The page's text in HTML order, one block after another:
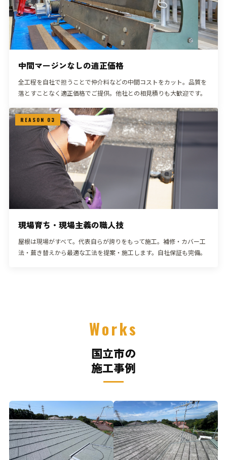
中間マージンなしの適正価格
全工程を自社で担うことで仲介料などの中間コストをカット。品質を
落とすことなく適正価格でご提供。他社との相見積りも大歓迎です。
REASON 03
現場育ち・現場主義の職人技
屋根は現場がすべて。代表自らが誇りをもって施工。補修・カバー工
法・葺き替えから最適な工法を提案・施工します。自社保証も完備。
Works
国立市の
施工事例